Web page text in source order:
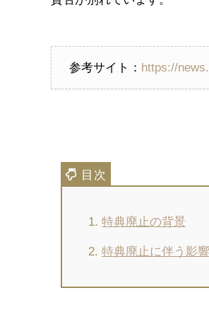
参考サイト： https://
特典廃止の背景
特典廃止に伴う影